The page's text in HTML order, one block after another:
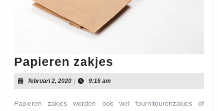
Papieren zakjes
zakjes
februari 2, 2020februari
2,
9:16 am
Papieren zakjes worden ook wel fournitourenzakjes of